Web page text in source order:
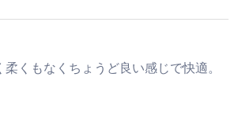
くもなくちょうど良い感じで快適。